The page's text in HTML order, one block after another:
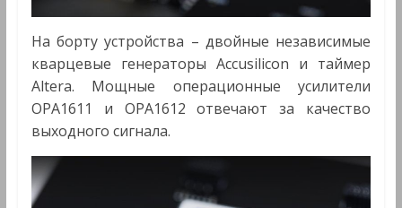
На борту устройства – двойные независимые
кварцевые генераторы Accusilicon и таймер
Altera. Мощные операционные усилители
OPA1611 и OPA1612 отвечают за качество
выходного сигнала.